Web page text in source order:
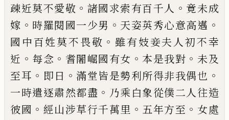
疎近莫不愛敬 。 諸國求索有百千人 。 竟未成
嫁 。 時羅閱國一少男 。 天姿英秀心意高邁 。
國中百姓莫不畏敬 。雖有妓妾夫人初不幸
近 。 每念 。 耆闍崛國有女 。本是我對 。 未及
至耳 。 即 日 。 滿堂皆是勢利所得非我偶也 。
一時遣逐肅然都盡 。 乃乘白象從僕二人往造
彼國 。 經山涉草行千萬里 。 五年方至 。 女處